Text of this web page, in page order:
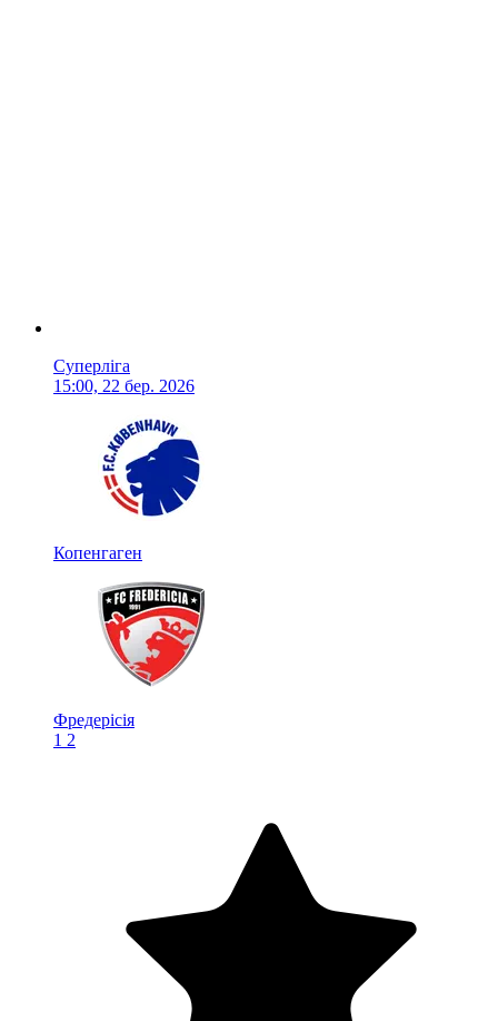
Суперліга
15:00, 22 бер. 2026
Копенгаген
Фредерісія
1 2